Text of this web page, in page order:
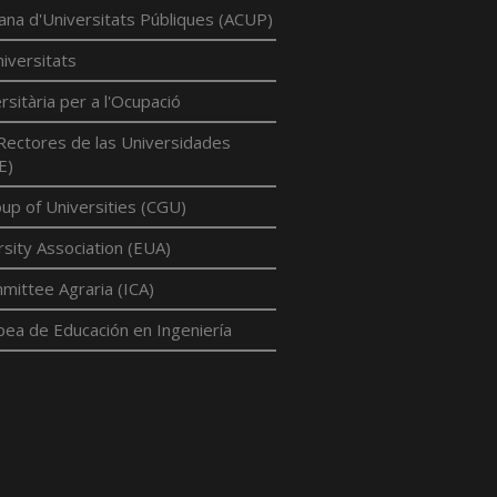
d'Universitats Públiques (ACUP)
per a l'Ocupació
de las Universidades
of Universities (CGU)
Association (EUA)
Agraria (ICA)
de Educación en Ingeniería